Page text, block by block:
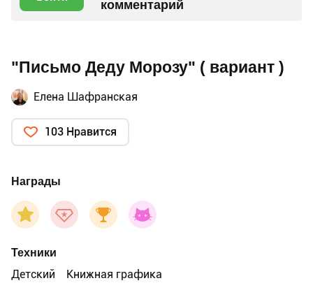
комментарий
"Письмо Деду Морозу" ( вариант )
Елена Шафранская
103 Нравится
Награды
Техники
Детский
Книжная графика